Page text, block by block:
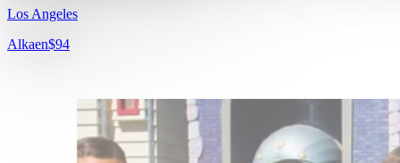
Los Angeles
Alkaen$94